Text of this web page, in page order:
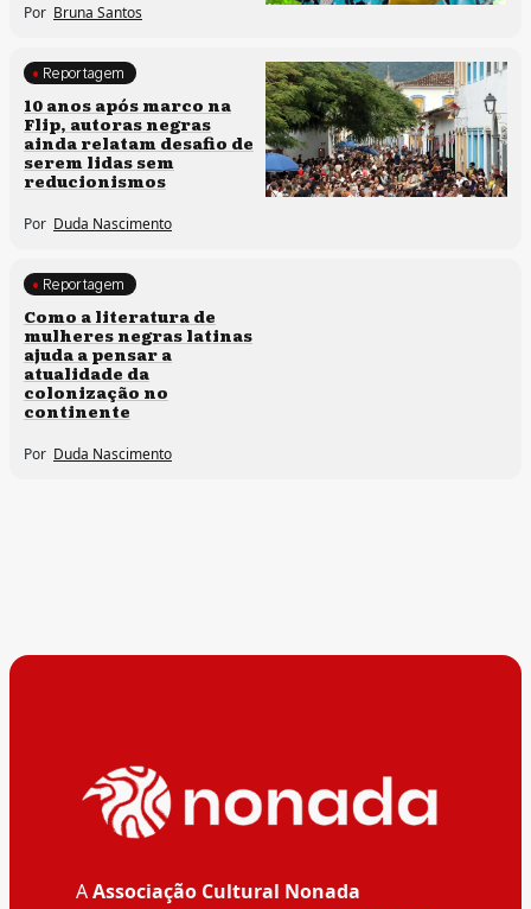
Por Bruna Santos
Processos artísticos
Reportagem
10 anos após marco na
Flip, autoras negras
ainda relatam desafio de
serem lidas sem
reducionismos
Por Duda Nascimento
Direitos humanos
Reportagem
Como a literatura de
mulheres negras latinas
ajuda a pensar a
atualidade da
colonização no
continente
Por Duda Nascimento
AAssociação Cultural Nonada